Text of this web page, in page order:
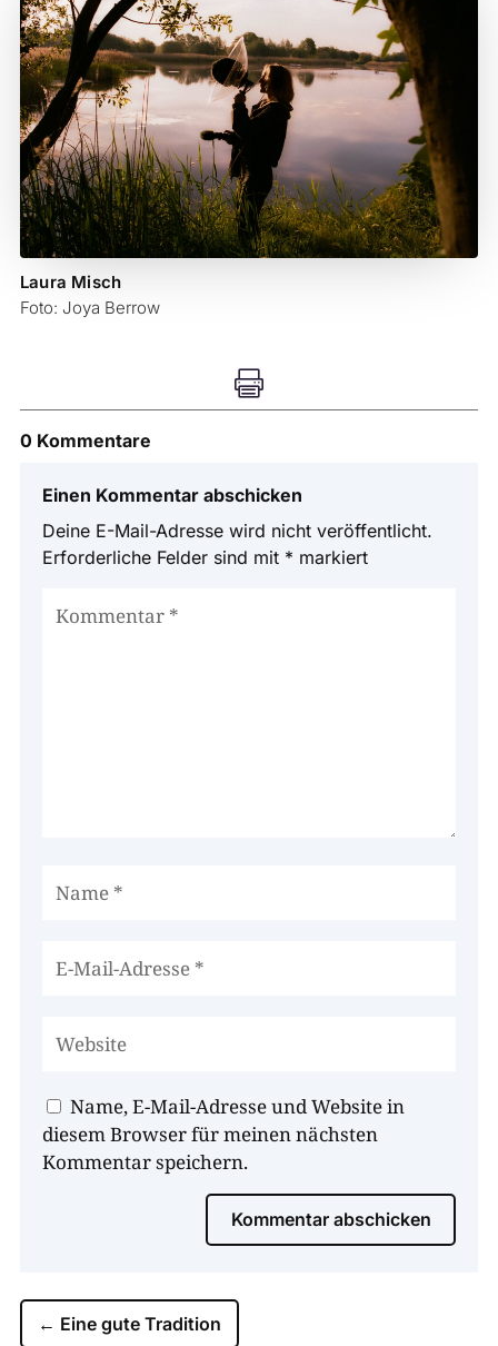
Laura Misch
Foto: Joya Berrow

0 Kommentare
Einen Kommentar abschicken
Deine E-Mail-Adresse wird nicht veröffentlicht.
Erforderliche Felder sind mit * markiert
Name, E-Mail-Adresse und Website in
diesem Browser für meinen nächsten
Kommentar speichern.
Kommentar abschicken
← Eine gute Tradition